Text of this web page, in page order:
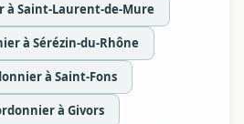
à Saint-Laurent-de-Mure
à Sérézin-du-Rhône
à Saint-Fons
à Givors